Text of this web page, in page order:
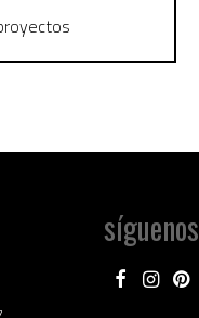
síguenos